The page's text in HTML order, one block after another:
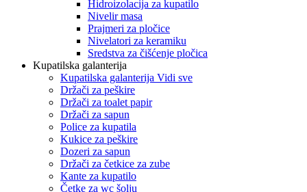
Hidroizolacija za kupatilo
Nivelir masa
Prajmeri za pločice
Nivelatori za keramiku
Sredstva za čišćenje pločica
Kupatilska galanterija
Kupatilska galanterija Vidi sve
Držači za peškire
Držači za toalet papir
Držači za sapun
Police za kupatila
Kukice za peškire
Dozeri za sapun
Držači za četkice za zube
Kante za kupatilo
Četke za wc šolju